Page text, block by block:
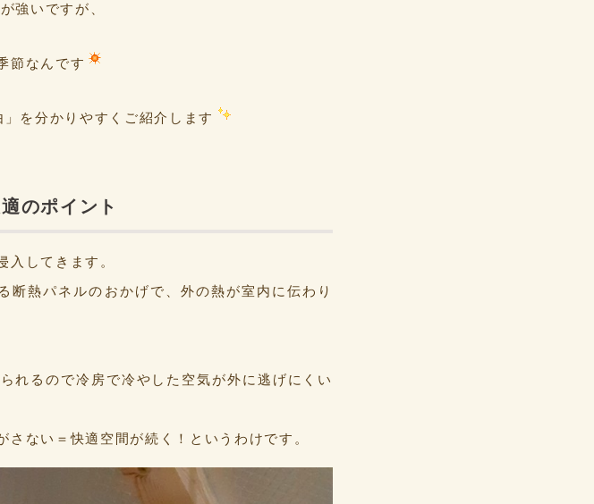
強いですが、
節なんです
を分かりやすくご紹介します
のポイント
入してきます。
断熱パネルのおかげで、外の熱が室内に伝わり
れるので冷房で冷やした空気が外に逃げにくい
ない＝快適空間が続く！というわけです。